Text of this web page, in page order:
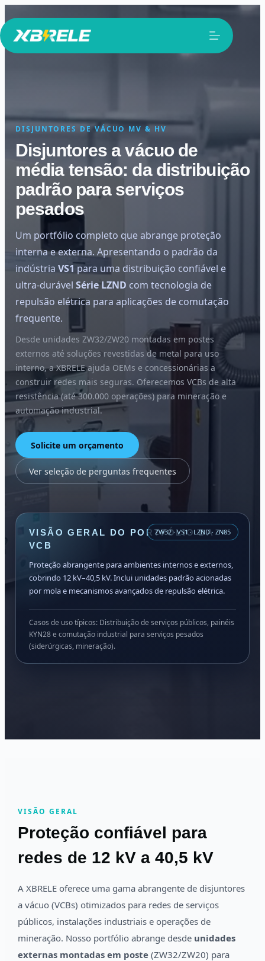
Pular
para
o
DISJUNTORES DE VÁCUO MV & HV
Disjuntores a vácuo de
média tensão: da distribuição
padrão para serviços
pesados
Um portfólio completo que abrange proteção
interna e externa. Apresentando o padrão da
indústria VS1 para uma distribuição confiável e
ultra-durável Série LZND com tecnologia de
repulsão elétrica para aplicações de comutação
frequente.
Desde unidades ZW32/ZW20 montadas em postes
externos até soluções revestidas de metal para uso
interno, a XBRELE ajuda OEMs e concessionárias a
construir redes mais seguras. Oferecemos VCBs de alta
resistência (até 300.000 operações) para mineração e
automação industrial.
Solicite um orçamento
Ver seleção de perguntas frequentes
VISÃO GERAL DO PORTFÓLIO DA
VCB
Proteção abrangente para ambientes internos e externos,
cobrindo 12 kV–40,5 kV. Inclui unidades padrão acionadas
por mola e mecanismos avançados de repulsão elétrica.
ZW32 · VS1 · LZND · ZN85
Casos de uso típicos: Distribuição de serviços públicos, painéis
KYN28 e comutação industrial para serviços pesados
(siderúrgicas, mineração).
VISÃO GERAL
Proteção confiável para
redes de 12 kV a 40,5 kV
A XBRELE oferece uma gama abrangente de disjuntores
a vácuo (VCBs) otimizados para redes de serviços
públicos, instalações industriais e operações de
mineração. Nosso portfólio abrange desde unidades
externas montadas em poste (ZW32/ZW20) para